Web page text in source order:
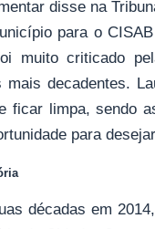
disse na
para o
muito criticado
mais decadentes.
ficar limpa, sendo
para
décadas em